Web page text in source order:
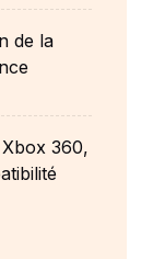
de la
360,